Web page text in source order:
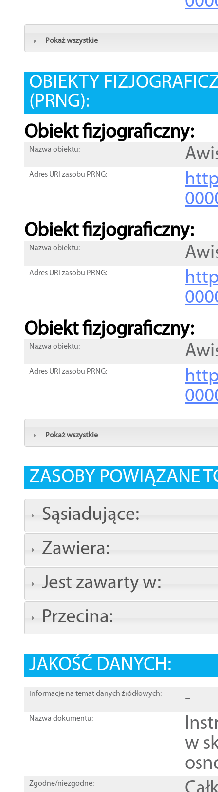
Pokaż wszystkie
OBIEKTY
(PRNG):
Obiekt fizjograficzny:
Nazwa obiektu:
Adres URI zasobu PRNG:
Obiekt fizjograficzny:
Nazwa obiektu:
Adres URI zasobu PRNG:
Obiekt fizjograficzny:
Nazwa obiektu:
Adres URI zasobu PRNG:
Pokaż wszystkie
ZASOBY POWIĄZANE
Sąsiadujące:
Zawiera:
Jest zawarty w:
Przecina:
JAKOŚĆ DANYCH:
Informacje na temat danych źródłowych: -
Nazwa dokumentu:
w
Zgodne/niezgodne: